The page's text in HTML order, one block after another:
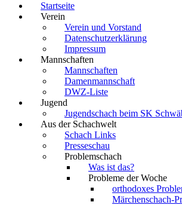
Startseite
Verein
Verein und Vorstand
Datenschutzerklärung
Impressum
Mannschaften
Mannschaften
Damenmannschaft
DWZ-Liste
Jugend
Jugendschach beim SK
Aus der Schachwelt
Schach Links
Presseschau
Problemschach
Was ist das?
Probleme der Woche
orthodoxes
Märchenschach-